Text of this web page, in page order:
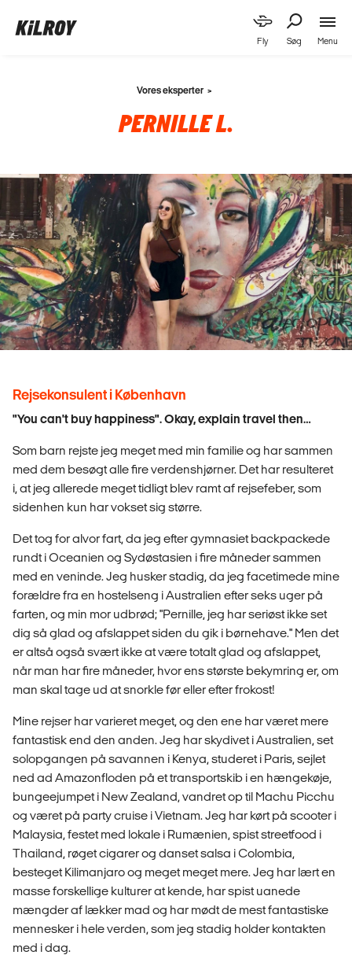
Fly Søg Menu
Vores eksperter
PERNILLE L.
Rejsekonsulent i København
"You can't buy happiness". Okay, explain travel then…
Som barn rejste jeg meget med min familie og har sammen
med dem besøgt alle fire verdenshjørner. Det har resulteret
i, at jeg allerede meget tidligt blev ramt af rejsefeber, som
sidenhen kun har vokset sig større.
Det tog for alvor fart, da jeg efter gymnasiet backpackede
rundt i Oceanien og Sydøstasien i fire måneder sammen
med en veninde. Jeg husker stadig, da jeg facetimede mine
forældre fra en hostelseng i Australien efter seks uger på
farten, og min mor udbrød; "Pernille, jeg har seriøst ikke set
dig så glad og afslappet siden du gik i børnehave." Men det
er altså også svært ikke at være totalt glad og afslappet,
når man har fire måneder, hvor ens største bekymring er, om
man skal tage ud at snorkle før eller efter frokost!
Mine rejser har varieret meget, og den ene har været mere
fantastisk end den anden. Jeg har skydivet i Australien, set
solopgangen på savannen i Kenya, studeret i Paris, sejlet
ned ad Amazonfloden på et transportskib i en hængekøje,
bungeejumpet i New Zealand, vandret op til Machu Picchu
og været på party cruise i Vietnam. Jeg har kørt på scooter i
Malaysia, festet med lokale i Rumænien, spist streetfood i
Thailand, røget cigarer og danset salsa i Colombia,
besteget Kilimanjaro og meget meget mere. Jeg har lært en
masse forskellige kulturer at kende, har spist uanede
mængder af lækker mad og har mødt de mest fantastiske
mennesker i hele verden, som jeg stadig holder kontakten
med i dag.